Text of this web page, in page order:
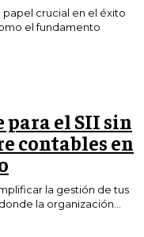
papel crucial en el éxito
el fundamento
el SII sin
contables en
la gestión de tus
la organización...